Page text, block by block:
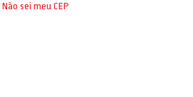
Não sei meu CEP